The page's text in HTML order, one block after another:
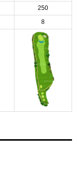
250
8